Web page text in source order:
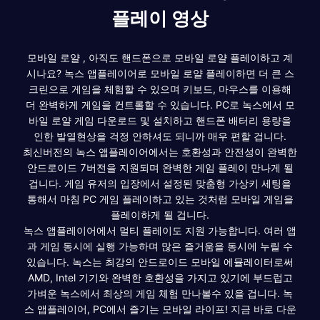
플레이 영상
모바일 로얄 , 아직도 핸드폰으로 모바일 로얄 플레이하고 계
시나요? 녹스 앱플레이어로 모바일 로얄 플레이하면 더 큰 스
크린으로 게임을 체험할 수 있으며 키보드, 마우스를 이용해
더 완벽하게 게임을 컨트롤할 수 있습니다. PC로 녹스에서 모
바일 로얄 게임 다운로드 및 설치하고 핸드폰 배터리 용량을
인한 발열현상을 걱정 안하셔도 되니까 매우 편할 겁니다.
최신버전의 녹스 앱플레이어에서는 호환성과 안전성이 완벽한
안드로이드 7버전을 지원되며 완벽한 게임 플레이 만나게 될
겁니다. 게임 유저의 입장에서 설정된 맞춤형 가상키 세팅을
통해서 마침 PC 게임 플레이하고 있는 것처럼 모바일 게임을
플레이하게 될 겁니다.
녹스 앱플레이어에서 멀티 플레이도 지원 가능합니다. 여러 앱
과 게임 동시에 실행 가능하며 많은 즐거움을 동시에 누릴 수
있습니다. 녹스는 최강의 안드로이드 모바일 에뮬레이터로써
AMD, Intel 기기와 완벽한 호환성을 가지고 있기에 부드럽고
가벼운 녹스에서 최상의 게임 체험 만나볼수 있을 겁니다. 녹
스 앱플레이어, PC에서 즐기는 모바일 라이프! 지금 바로 다운